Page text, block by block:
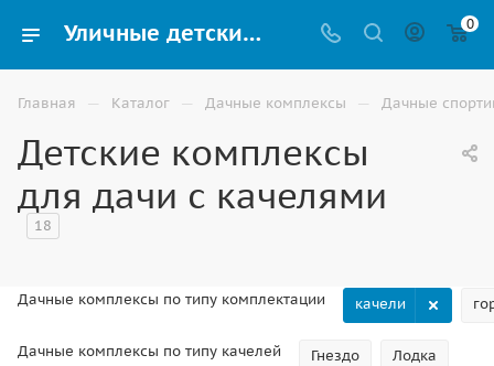
Уличные детские качели для дачи купить в Волгограде недорого 0
Главная — Каталог — Дачные комплексы — Дачные
Детские комплексы
для дачи с качелями
18
Дачные комплексы по типу комплектации качели
Дачные комплексы по типу качелей Гнездо Лодка